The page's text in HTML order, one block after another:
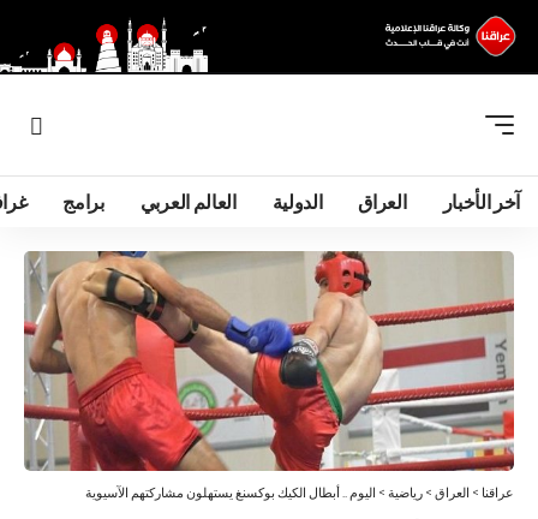
آخر الأخبار العراق الدولية العالم العربي برامج
عراقنا > العراق > رياضية > اليوم .. أبطال الكيك بوكسنغ يستهلون مشاركتهم الآسيوية